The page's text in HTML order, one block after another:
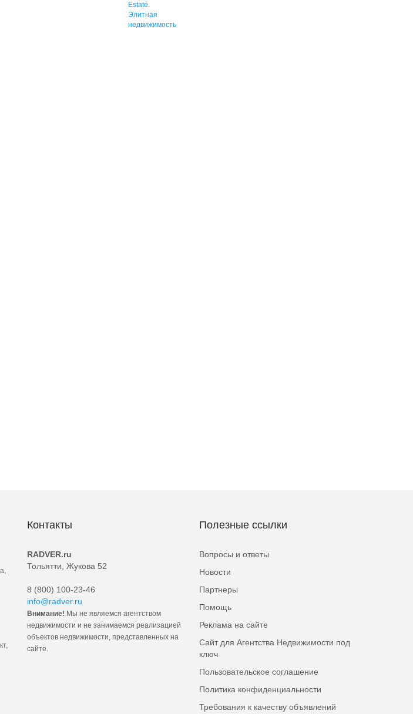
Estate.
Элитная
недвижимость
Контакты
RADVER.ru
Тольятти, Жукова 52
8 (800) 100-23-46
info@radver.ru
Внимание! Мы не являемся агентством
недвижимости и не занимаемся реализацией
объектов недвижимости, представленных на
сайте.
Полезные ссылки
Вопросы и ответы
Новости
Партнеры
Помощь
Реклама на сайте
Сайт для Агентства Недвижимости под
ключ
Пользовательское соглашение
Политика конфиденциальности
Требования к качеству объявлений